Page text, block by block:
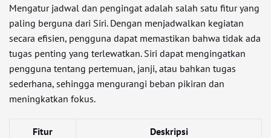
Mengatur jadwal dan pengingat adalah salah satu fitur yang
paling berguna dari Siri. Dengan menjadwalkan kegiatan
secara efisien, pengguna dapat memastikan bahwa tidak ada
tugas penting yang terlewatkan. Siri dapat mengingatkan
pengguna tentang pertemuan, janji, atau bahkan tugas
sederhana, sehingga mengurangi beban pikiran dan
meningkatkan fokus.
Fitur Deskripsi